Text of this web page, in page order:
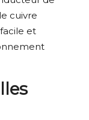
cuivre
et